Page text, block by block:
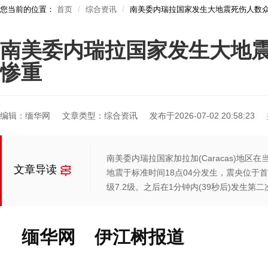
您当前的位置： 首页 综合资讯 南美委内瑞拉国家发生大地震死伤人数
南美委内瑞拉国家发生大地
惨重
编辑：缅华网 文章类型：综合资讯 发布于2026-07-02 20:58:23
文章导读
南美委内瑞拉国家加拉加(Caracas)地区在
地震于标准时间18点04分发生，震央位于
级7.2级。之后在1分钟内(39秒后)发生第二
缅华网 伊江树报道